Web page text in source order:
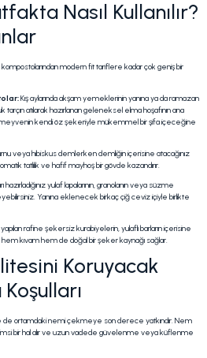
Nasıl Kullanılır?
kompostolarından modern fit tariflere kadar çok geniş bir
Kış aylarında akşam yemeklerinin yanına ya da ramazan
tarçın atılarak hazırlanan geleneksel elma hoşafının ana
kendi öz şekeriyle mükemmel bir şifa içeceğine
veya hibiskus demlerken demliğin içerisine atacağınız
tatlılık ve hafif mayhoş bir gövde kazandırır.
hazırladığınız yulaf lapalarının, granolanın veya süzme
Yanına eklenecek birkaç çiğ ceviz içiyle birlikte
rafine şekersiz kurabiyelerin, yulaflı barların içerisine
kıvam hem de doğal bir şeker kaynağı sağlar.
Koruyacak
de ortamdaki nemi çekmeye son derece yatkındır. Nem
bir hal alır ve uzun vadede güvelenme veya küflenme